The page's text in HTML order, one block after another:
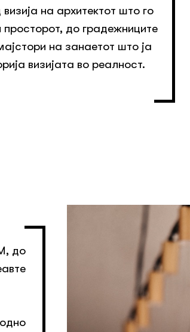
на архитектот што го
до градежниците
на занаетот што ја
визијата во реалност.
до